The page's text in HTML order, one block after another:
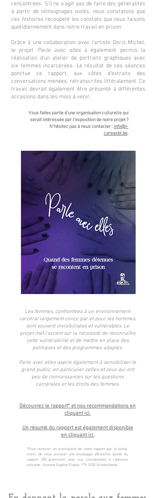
Vous faites partie d'une organisation culturelle qui
serait intéressée par l'exposition de notre projet ?
N'hésitez pas à nous contacter : info@i-
careasbl.be.
rencontrées. S’il ne s’agit pas de faire des généralités
à partir de témoignages isolés, nous constatons que
ces histoires recoupent les constats que nous faisons
quotidiennement dans notre travail en prison.
Grâce à une collaboration avec l’artiste Doris Michel,
le projet Parle avec ellesa également permis la
réalisation d’un atelier de portraits graphiques avec
six femmes incarcérées. Le résultat de ces séances
ponctue ce rapport, aux côtés d’extraits des
conversations menées, retranscrites littéralement. Ce
travail devrait également être présenté à différentes
occasions dans les mois à venir.
Les femmes, confrontées à un environnement
carcéral largement conçu par et pour les hommes,
sont souvent invisibilisées et vulnérables. Le
projet met l'accent sur la nécessité de reconnaître
cette vulnérabilité et de mettre en place des
politiques et des programmes adaptés.
Parle avec elles aspire également à sensibiliser le
grand public, en particulier celles et ceux qui ont
peu de connaissances sur les questions
carcérales et les droits des femmes.
Découvrez le rapport* et nos recommandations en
cliquant ici.
Un résumé du rapport est également disponible
en cliquant ici.
*Pour recevoir un exemplaire de notre rapport par la poste,
merci de nous envoyer une enveloppe affranchie (poids du
rapport 285 grammes) avec vos coordonnées à l'adresse
suivante : Avenue Eugène Plasky 179 1030 Schaerkbeek